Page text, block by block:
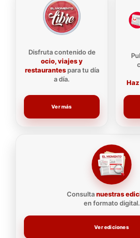
Disfruta contenido de
ocio, viajes y
restaurantespara tu día
a día.
Ver más
Consultanuestras
en formato digital.
Ver ediciones